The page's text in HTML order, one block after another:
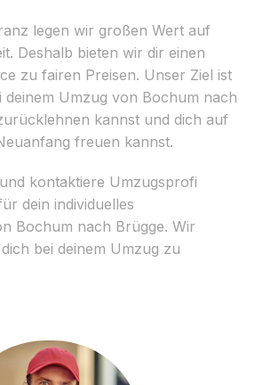
legen wir großen Wert auf
Deshalb bieten wir dir einen
zu fairen Preisen. Unser Ziel ist
deinem Umzug von Bochum nach
kannst und dich auf
freuen kannst.
kontaktiere Umzugsprofi
dein individuelles
Bochum nach Brügge. Wir
bei deinem Umzug zu